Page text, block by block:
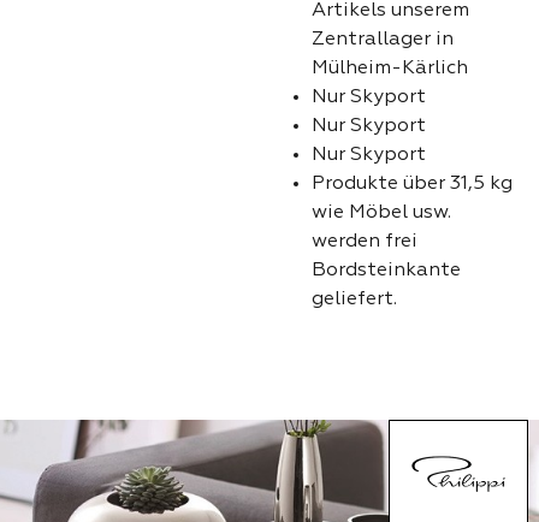
Artikels unserem
Zentrallager in
Mülheim-Kärlich
Nur Skyport
Nur Skyport
Nur Skyport
Produkte über 31,5 kg
wie Möbel usw.
werden frei
Bordsteinkante
geliefert.